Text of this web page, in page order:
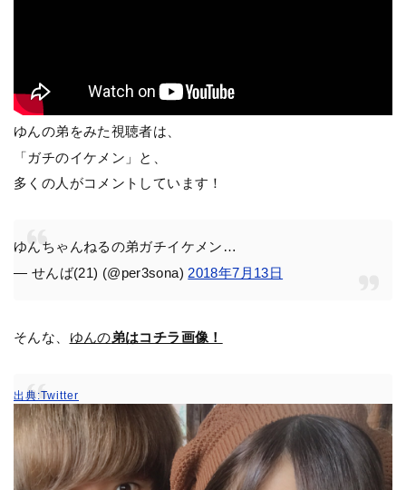
ゆんの弟をみた視聴者は、
「ガチのイケメン」と、
多くの人がコメントしています！
ゆんちゃんねるの弟ガチイケメン…
— せんば(21) (@per3sona) 2018年7月13日
そんな、 ゆんの弟はコチラ画像！
出典:Twitter